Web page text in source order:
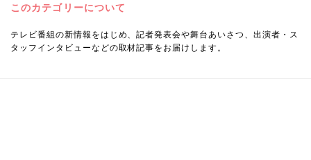
このカテゴリーについて
テレビ番組の新情報をはじめ、記者発表会や舞台あいさつ、出演者・ス
タッフインタビューなどの取材記事をお届けします。